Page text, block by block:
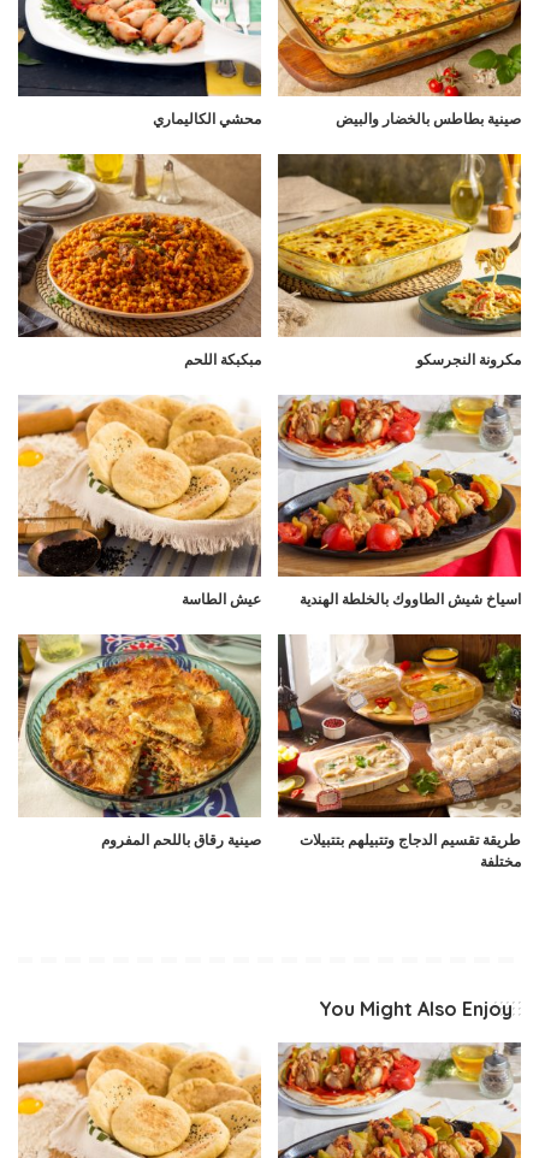
صينية بطاطس بالخضار والبيض محشي الكاليماري
مكرونة النجرسكو مبكبكة اللحم
اسياخ شيش الطاووك بالخلطة الهندية عيش الطاسة
طريقة تقسيم الدجاج وتتبيلهم بتتبيلات
مختلفة
صينية رقاق باللحم المفروم
You Might Also Enjoy